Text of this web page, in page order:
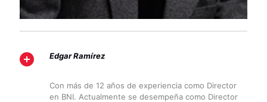
Edgar Ramírez
Con más de 12 años de experiencia como Director
en BNI. Actualmente se desempeña como Director